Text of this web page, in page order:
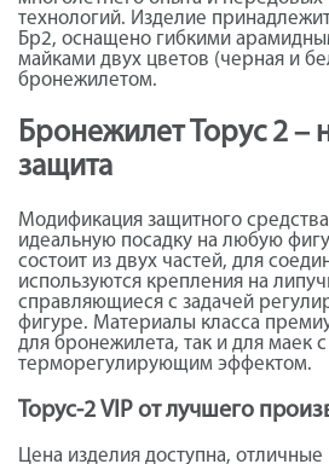
технологий. Изделие
Бр2, оснащено гибкими
майками двух цветов (черная и
бронежилетом.
Бронежилет Торус 2 –
защита
Модификация защитного
идеальную посадку на любую
состоит из двух частей, для
используются крепления на
справляющиеся с задачей
фигуре. Материалы класса
для бронежилета, так и для маек с
терморегулирующим эффектом.
Торус-2 VIP от лучшего
Цена изделия доступна, отличные